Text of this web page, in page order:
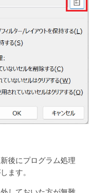
後にプログラム処理
ます。